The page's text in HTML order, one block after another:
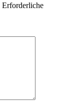
Erforderliche